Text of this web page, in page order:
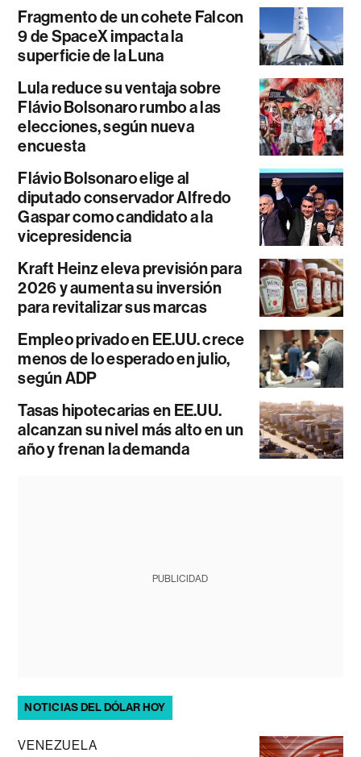
Fragmento de un cohete Falcon
9 de SpaceX impacta la
superficie de la Luna
Lula reduce su ventaja sobre
Flávio Bolsonaro rumbo a las
elecciones, según nueva
encuesta
Flávio Bolsonaro elige al
diputado conservador Alfredo
Gaspar como candidato a la
vicepresidencia
Kraft Heinz eleva previsión para
2026 y aumenta su inversión
para revitalizar sus marcas
Empleo privado en EE.UU. crece
menos de lo esperado en julio,
según ADP
Tasas hipotecarias en EE.UU.
alcanzan su nivel más alto en un
año y frenan la demanda
PUBLICIDAD
NOTICIAS DEL DÓLAR HOY
VENEZUELA